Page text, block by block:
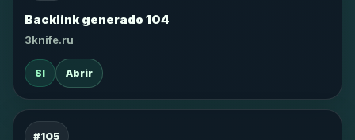
Backlink generado 104
3knife.ru
SI Abrir
#105